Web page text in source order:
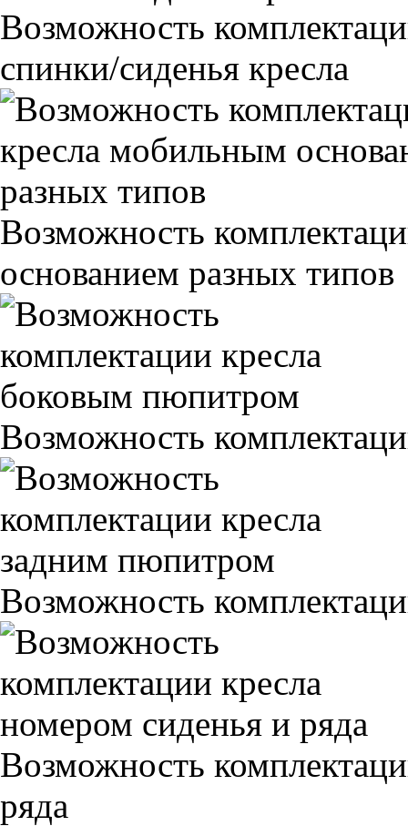
Возможность
спинки/сиденья кресла
Возможность
основанием разных типов
Возможность
Возможность
Возможность
ряда